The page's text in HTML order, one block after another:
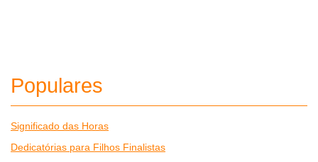
Populares
Significado das Horas
Dedicatórias para Filhos Finalistas